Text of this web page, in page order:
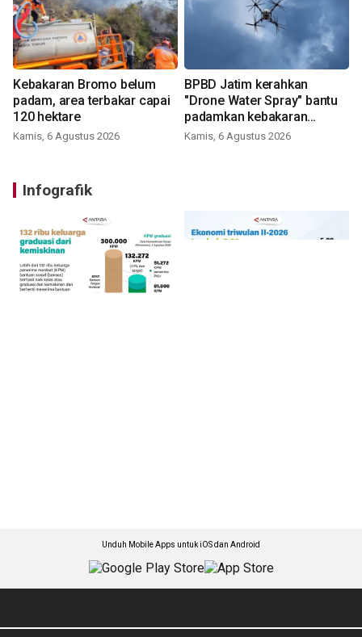
Kebakaran Bromo belum
padam, area terbakar capai
120 hektare
Kamis, 6 Agustus 2026
BPBD Jatim kerahkan
"Drone Water Spray" bantu
padamkan kebakaran
Bromo
Kamis, 6 Agustus 2026
Infografik
Unduh Mobile Apps untuk iOS dan Android